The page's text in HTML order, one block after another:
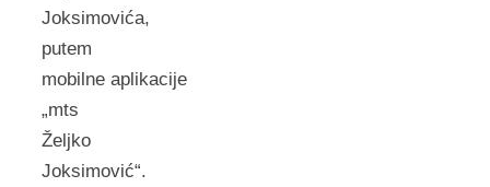
Joksimovića,
putem
mobilne aplikacije
„mts
Željko
Joksimović“.